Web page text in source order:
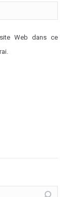
Web dans ce